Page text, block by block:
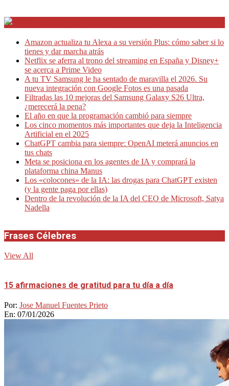
Amazon actualiza tu Alexa a su versión Plus: cómo saber si lo
tienes y dar marcha atrás
Netflix se aferra al trono del streaming en España y Disney+
se acerca a Prime Video
A tu TV Samsung le ha sentado de maravilla el 2026. Su
nueva integración con Google Fotos es una pasada
Filtradas las 10 mejoras del Samsung Galaxy S26 Ultra,
¿merecerá la pena?
El año en que la programación cambió para siempre
Los cinco momentos más importantes que deja la Inteligencia
Artificial en el 2025
ChatGPT cambia para siempre: OpenAI meterá anuncios en
tus chats
Meta se posiciona en los agentes de IA y comprará la
plataforma china Manus
Los «colocones» de la IA: las drogas para ChatGPT existen
(y la gente paga por ellas)
Dentro de la revolución de la IA del CEO de Microsoft, Satya
Nadella
Frases Célebres
View All
15 afirmaciones de gratitud para tu día a día
Por: Jose Manuel Fuentes Prieto
En: 07/01/2026